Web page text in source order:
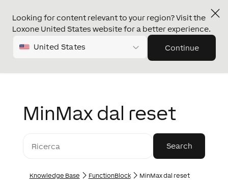
Looking for content relevant to your region? Visit the
Loxone United States website for a better experience.
United States Continue
MinMax dal reset
Knowledge Base FunctionBlock MinMax dal reset